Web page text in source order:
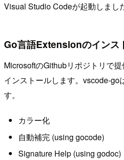
Visual Studio Codeが起動しまし
Go言語Extensionのインス
MicrosoftのGithubリポジトリで
インストールします。vscode-go
す。
カラー化
自動補完 (using gocode)
Signature Help (using godoc)